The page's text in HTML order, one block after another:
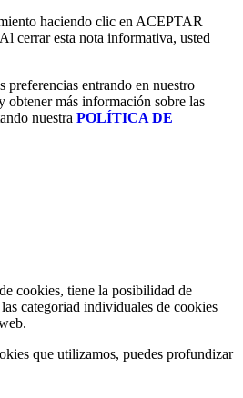
haciendo clic en ACEPTAR
esta nota informativa, usted
preferencias entrando en nuestro
más información sobre las
nuestra POLÍTICA DE
cookies, tiene la posibilidad de
categoriad individuales de cookies
que utilizamos, puedes profundizar